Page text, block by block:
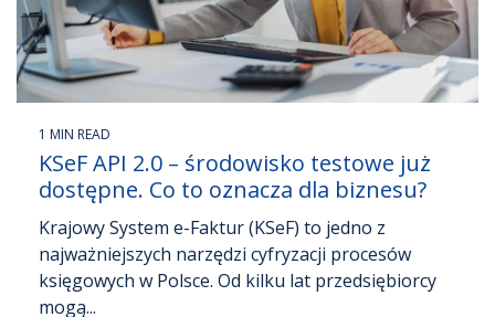
1 MIN READ
KSeF API 2.0 – środowisko testowe już
dostępne. Co to oznacza dla biznesu?
Krajowy System e-Faktur (KSeF) to jedno z
najważniejszych narzędzi cyfryzacji procesów
księgowych w Polsce. Od kilku lat przedsiębiorcy
mogą...